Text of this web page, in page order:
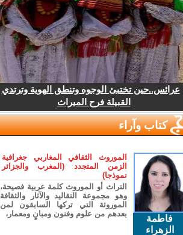
عرائس..حين تختبئ الوجوه وتنطق الهوية وترتدي
القبيلة فرح الميراث
كتاب وآراء
فاطمة
الزهراء
الموروث الثقافي المغاربي جغرافية
الزمن المتجدد (المغرب والجزائر
نموذجا)
التراث أو الموروث كلمة عربية فصيحة،
وهو مجموعة التقاليد والآثار والثقافة
الموروثة التي تركها السابقون لمن
بعدهم من علوم وفنون ومبانٍ ومعمار،